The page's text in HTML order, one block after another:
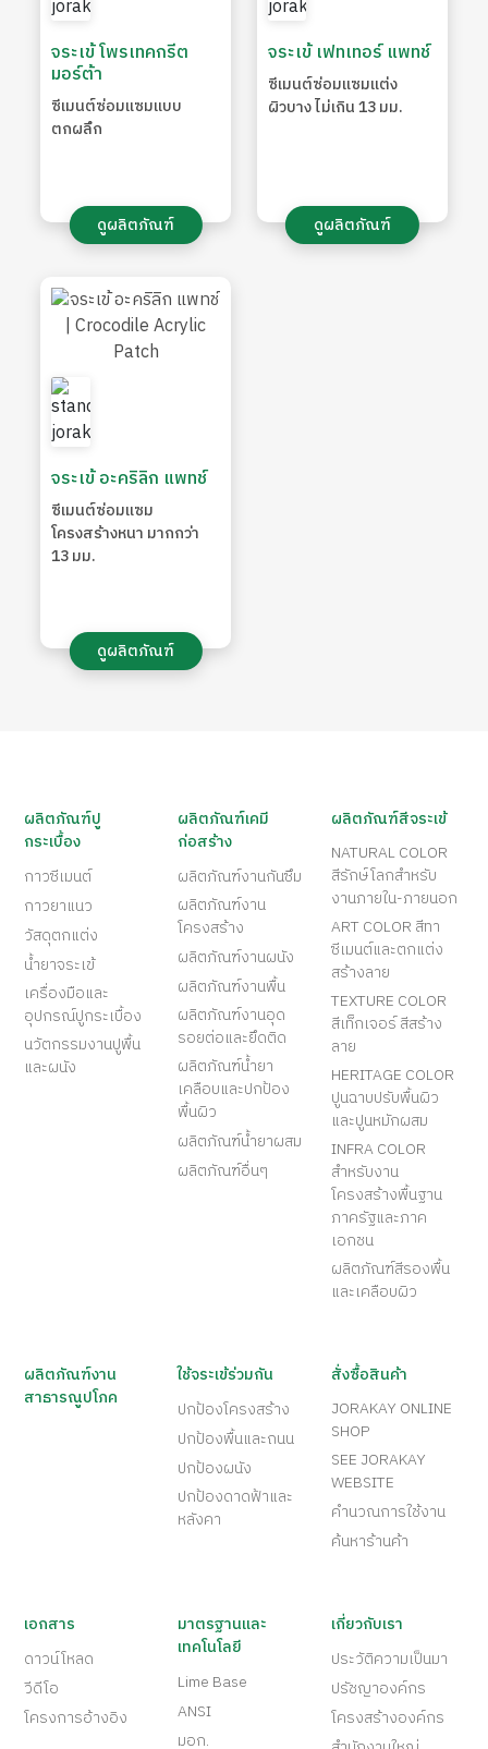
จระเข้ โพรเทคกรีต
มอร์ต้า
ซีเมนต์ซ่อมแซมแบบ
ตกผลึก
ดูผลิตภัณฑ์
จระเข้ เฟทเทอร์ แพทช์
ซีเมนต์ซ่อมแซมแต่ง
ผิวบาง ไม่เกิน 13 มม.
ดูผลิตภัณฑ์
จระเข้ อะคริลิก แพทช์
ซีเมนต์ซ่อมแซม
โครงสร้างหนา มากกว่า
13 มม.
ดูผลิตภัณฑ์
ผลิตภัณฑ์ปู
กระเบื้อง
กาวซีเมนต์
กาวยาแนว
วัสดุตกแต่ง
น้ำยาจระเข้
เครื่องมือและ
อุปกรณ์ปูกระเบื้อง
นวัตกรรมงานปูพื้น
และผนัง
ผลิตภัณฑ์เคมี
ก่อสร้าง
ผลิตภัณฑ์งานกันซึม
ผลิตภัณฑ์งาน
โครงสร้าง
ผลิตภัณฑ์งานผนัง
ผลิตภัณฑ์งานพื้น
ผลิตภัณฑ์งานอุด
รอยต่อและยึดติด
ผลิตภัณฑ์น้ำยา
เคลือบและปกป้อง
พื้นผิว
ผลิตภัณฑ์น้ำยาผสม
ผลิตภัณฑ์อื่นๆ
ผลิตภัณฑ์สีจระเข้
NATURAL COLOR
สีรักษ์โลกสำหรับ
งานภายใน-ภายนอก
ART COLOR สีทา
ซีเมนต์และตกแต่ง
สร้างลาย
TEXTURE COLOR
สีเท็กเจอร์ สีสร้าง
ลาย
HERITAGE COLOR
ปูนฉาบปรับพื้นผิว
และปูนหมักผสม
INFRA COLOR
สำหรับงาน
โครงสร้างพื้นฐาน
ภาครัฐและภาค
เอกชน
ผลิตภัณฑ์สีรองพื้น
และเคลือบผิว
ผลิตภัณฑ์งาน
สาธารณูปโภค
ใช้จระเข้ร่วมกัน
ปกป้องโครงสร้าง
ปกป้องพื้นและถนน
ปกป้องผนัง
ปกป้องดาดฟ้าและ
หลังคา
สั่งซื้อสินค้า
JORAKAY ONLINE
SHOP
SEE JORAKAY
WEBSITE
คำนวณการใช้งาน
ค้นหาร้านค้า
เอกสาร
ดาวน์โหลด
วีดีโอ
โครงการอ้างอิง
มาตรฐานและ
เทคโนโลยี
Lime Base
ANSI
มอก.
เกี่ยวกับเรา
ประวัติความเป็นมา
ปรัชญาองค์กร
โครงสร้างองค์กร